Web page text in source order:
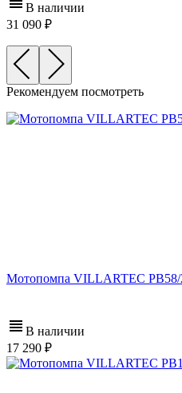
В наличии
31 090
Рекомендуем посмотреть
Мотопомпа VILLARTEC PB58/
В наличии
17 290